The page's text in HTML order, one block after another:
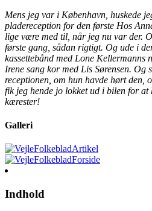
Mens jeg var i København, huskede
pladereception for den første Hos
lige være med til, når jeg nu var der.
første gang, sådan rigtigt. Og ude i
kassettebånd med Lone Kellermanns
Irene sang kor med Lis Sørensen. Og
receptionen, om hun havde hørt den,
fik jeg hende jo lokket ud i bilen for at
kærester!
Galleri
Indhold